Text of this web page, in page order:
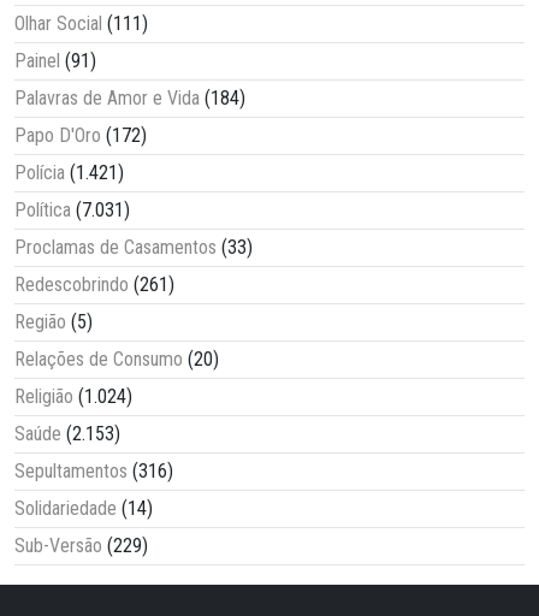
Olhar Social (111)
Painel (91)
Palavras de Amor e Vida (184)
Papo D'Oro (172)
Polícia (1.421)
Política (7.031)
Proclamas de Casamentos (33)
Redescobrindo (261)
Região (5)
Relações de Consumo (20)
Religião (1.024)
Saúde (2.153)
Sepultamentos (316)
Solidariedade (14)
Sub-Versão (229)